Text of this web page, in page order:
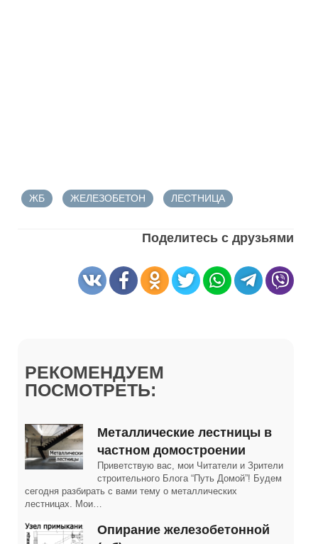
ЖБ ЖЕЛЕЗОБЕТОН ЛЕСТНИЦА
Поделитесь с друзьями
РЕКОМЕНДУЕМ
ПОСМОТРЕТЬ:
Металлические лестницы в
частном домостроении
Приветствую вас, мои Читатели и Зрители
строительного Блога “Путь Домой”! Будем
сегодня разбирать с вами тему о металлических
лестницах. Мои…
Опирание железобетонной